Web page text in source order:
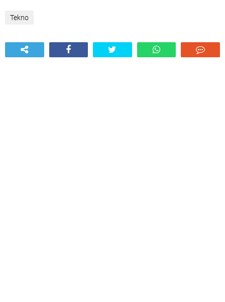
Tekno